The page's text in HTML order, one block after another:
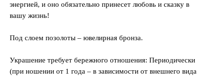
энергией, и оно обязательно принесет любовь и сказку в
вашу жизнь!
Под слоем позолоты – ювелирная бронза.
Украшение требует бережного отношения: Периодически
(при ношении от 1 года – в зависимости от внешнего вида